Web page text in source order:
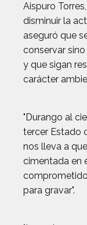
Aispuro
disminuir la
aseguró que
conservar
y que sigan
carácter
"Durango al
tercer Estado
nos lleva a
cimentada en
para gravar".